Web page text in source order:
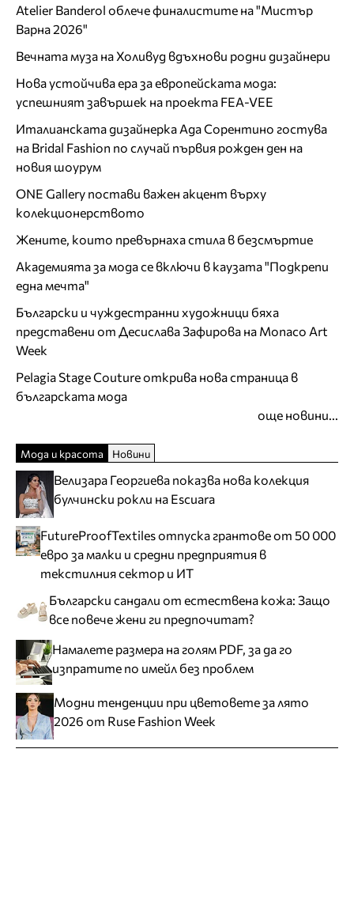
Atelier Banderol облече финалистите на "Мистър
Варна 2026"
Вечната муза на Холивуд вдъхнови родни дизайнери
Нова устойчива ера за европейската мода:
успешният завършек на проекта FEA-VEE
Италианската дизайнерка Ада Сорентино гостува
на Bridal Fashion по случай първия рожден ден на
новия шоурум
ONE Gallery постави важен акцент върху
колекционерството
Жените, които превърнаха стила в безсмъртие
Академията за мода се включи в каузата "Подкрепи
една мечта"
Български и чуждестранни художници бяха
представени от Десислава Зафирова на Monaco Art
Week
Pelagia Stage Couture открива нова страница в
българската мода
още новини...
Мода и красота Новини
Велизара Георгиева показва нова колекция
булчински рокли на Escuara
FutureProofTextiles отпуска грантове от 50 000
евро за малки и средни предприятия в
текстилния сектор и ИТ
Български сандали от естествена кожа: Защо
все повече жени ги предпочитат?
Намалете размера на голям PDF, за да го
изпратите по имейл без проблем
Модни тенденции при цветовете за лято
2026 от Ruse Fashion Week